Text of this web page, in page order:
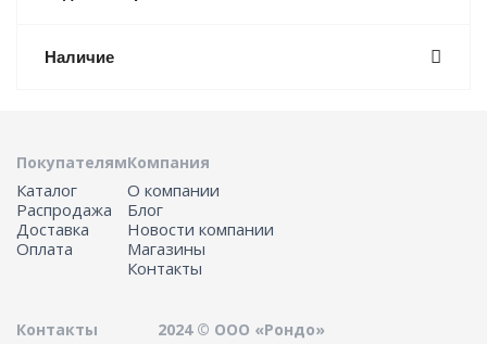
Наличие
Покупателям
Каталог
Распродажа
Доставка
Оплата
Компания
О компании
Блог
Новости компании
Магазины
Контакты
Контакты 2024 © ООО «Рондо»